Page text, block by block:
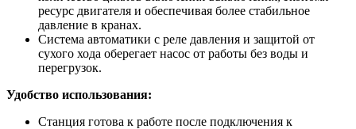
ресурс двигателя и обеспечивая более стабильное
давление в кранах.
Система автоматики с реле давления и защитой от
сухого хода оберегает насос от работы без воды и
перегрузок.
Удобство использования:
Станция готова к работе после подключения к